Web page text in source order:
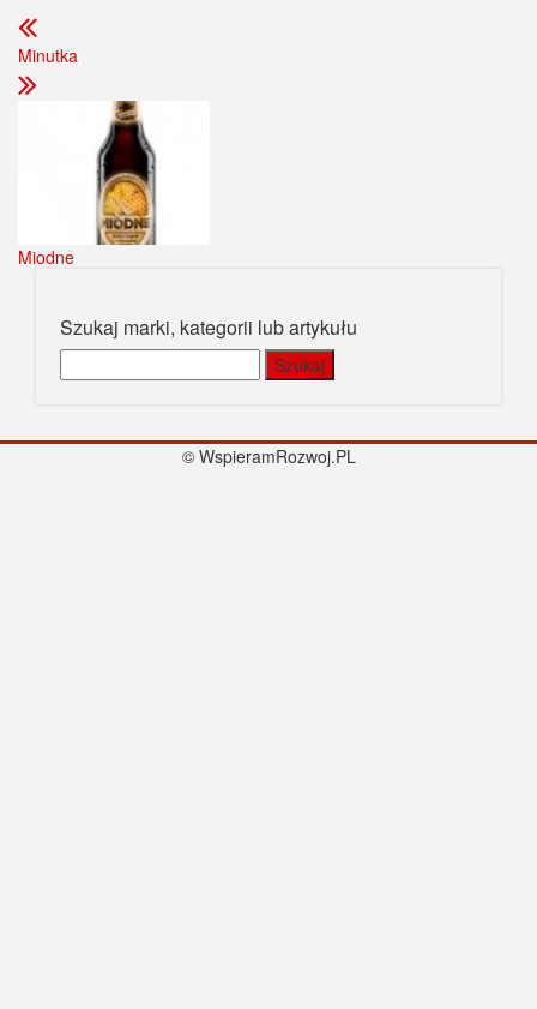
Minutka
Miodne
Szukaj marki, kategorii lub artykułu
© WspieramRozwoj.PL